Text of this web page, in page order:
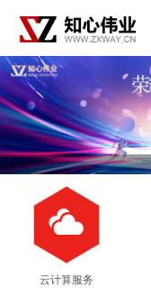
云计算服务